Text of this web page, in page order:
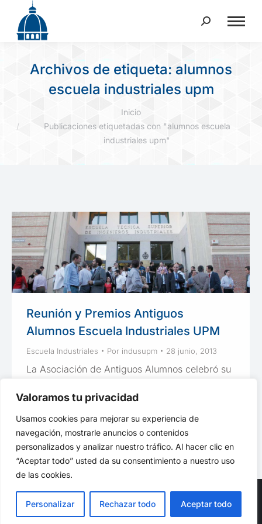
Valoramos tu privacidad
Usamos cookies para mejorar su experiencia de
navegación, mostrarle anuncios o contenidos
personalizados y analizar nuestro tráfico. Al hacer clic en
“Aceptar todo” usted da su consentimiento a nuestro uso
de las cookies.
Personalizar Rechazar todo Aceptar todo
Buscar:
Archivos de etiqueta: alumnos
escuela industriales upm
Inicio
Publicaciones etiquetadas con "alumnos escuela
industriales upm"
Reunión y Premios Antiguos
Alumnos Escuela Industriales UPM
Escuela Industriales Por indusupm 28 junio, 2013
La Asociación de Antiguos Alumnos celebró su
homenajes y disfrute durante el que se
entregaron los premios anuales
© ETSII UPM - una web de believe